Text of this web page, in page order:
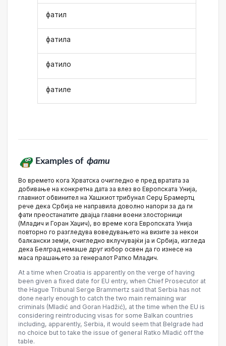
фатил
фатила
фатило
фатиле
Examples of фати
Во времето кога Хрватска очигледно е пред вратата за
добивање на конкретна дата за влез во Европската Унија,
главниот обвинител на Хашкиот трибунал Серџ Брамертц
рече дека Србија не направила доволно напори за да ги
фати преостанатите двајца главни воени злосторници
(Младич и Горан Хаџич), во време кога Европската Унија
повторно го разгледува воведувањето на визите за некои
балкански земји, очигледно вклучувајќи ја и Србија, изгледа
дека Белград немаше друг избор освен да го изнесе на
маса прашањето за генералот Ратко Младич.
At a time when Croatia is apparently on the verge of having
been given a fixed date for EU entry, when Chief Prosecutor at
the Hague Tribunal Serge Brammertz said that Serbia has not
done nearly enough to catch the two main remaining war
criminals (Mladić and Goran Hadžić), at the time when the EU is
considering reintroducing visas for some Balkan countries
including, apparently, Serbia, it would seem that Belgrade had
no choice but to take the issue of general Ratko Mladić off the
table.